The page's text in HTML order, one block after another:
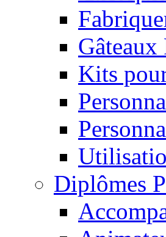
Gâteaux
Kits
Diplômes